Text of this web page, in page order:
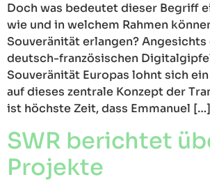
Doch was bedeutet dieser Begriff
wie und in welchem Rahmen
Souveränität erlangen?
deutsch-französischen
Souveränität Europas lohnt sich
auf dieses zentrale Konzept der
ist höchste Zeit, dass Emmanuel […]
SWR berichtet
Projekte